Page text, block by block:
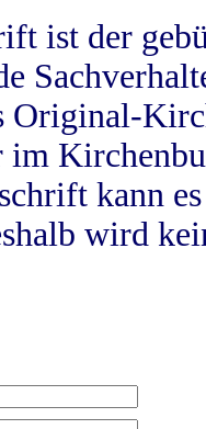
ist der
Original-
im
kann
wird